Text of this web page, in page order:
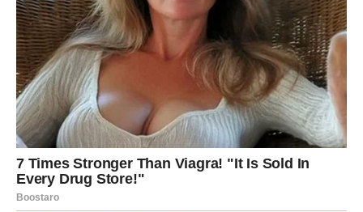
Moguće je da ćete dobiti novac koji niste planirali.
Nekima će stići ponuda za dodatni posao, drugima
povišica, dok će pojedini Rakovi rešiti finansijski problem
koji ih dugo opterećuje.
Ono što je zanimljivo jeste da će mnogi pripadnici ovog
znaka do novca doći potpuno neočekivano. Situacija koja
je delovala beznadežno počeće da se razvija u vašu
korist.